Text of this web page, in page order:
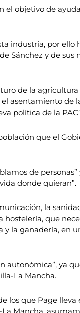
objetivo de
industria, por
Sánchez y de
de la
asentamiento de
política de la
que el
de
donde quieran”.
la
que
y la ganadería, en
autonómica”, ya
La Mancha.
los que Page
Mancha,